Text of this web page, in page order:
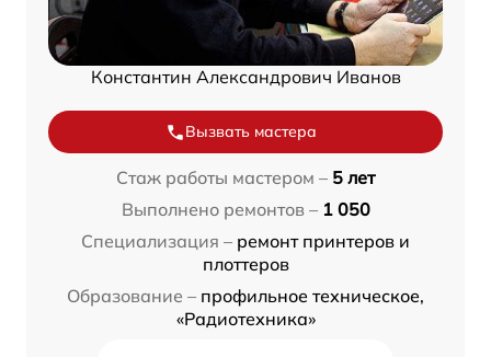
Константин Александрович Иванов
Вызвать мастера
Стаж работы мастером – 5 лет
Выполнено ремонтов – 1 050
Специализация – ремонт принтеров и
плоттеров
Образование – профильное техническое,
«Радиотехника»